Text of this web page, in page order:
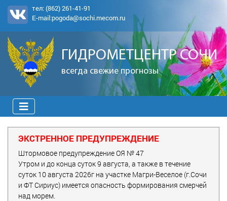
тел:(862) 261-41-91
E-mail:pogoda@sochi.mecom.ru
ГИДРОМЕТЦЕНТР СОЧИ
всегда свежие прогнозы
ЭКСТРЕННОЕ ПРЕДУПРЕЖДЕНИЕ
Штормовое предупреждение ОЯ № 47
Утром и до конца суток 9 августа, а также в течение
суток 10 августа 2026г на участке Магри-Веселое (г.Сочи
и ФТ Сириус) имеется опасность формирования смерчей
над морем.